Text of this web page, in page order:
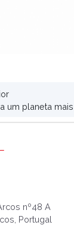
um planeta
nº48 A
Portugal